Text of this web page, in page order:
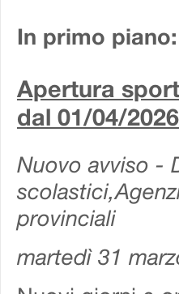
In primo piano:
Apertura
dal 01/04/2026
Nuovo avviso -
provinciali
martedì 31